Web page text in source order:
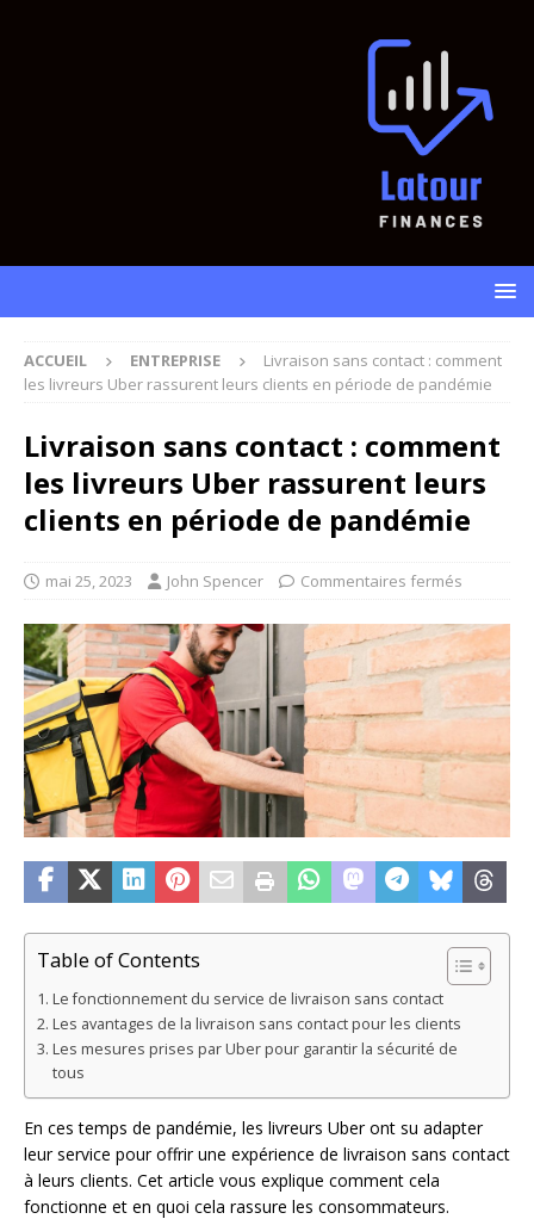
ACCUEIL ENTREPRISE
Livraison sans contact : comment
les livreurs Uber rassurent leurs clients en période de pandémie
Livraison sans contact : comment
les livreurs Uber rassurent leurs
clients en période de pandémie
mai 25, 2023 John Spencer Commentaires fermés
Table of Contents
Le fonctionnement du service de livraison sans contact
Les avantages de la livraison sans contact pour les clients
Les mesures prises par Uber pour garantir la sécurité de
tous
En ces temps de pandémie, les livreurs Uber ont su adapter
leur service pour offrir une expérience de livraison sans contact
à leurs clients. Cet article vous explique comment cela
fonctionne et en quoi cela rassure les consommateurs.